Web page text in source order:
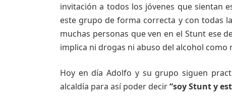
invitación a todos los jóvenes que sientan
este grupo de forma correcta y con todas
muchas personas que ven en el Stunt ese
implica ni drogas ni abuso del alcohol como
Hoy en día Adolfo y su grupo siguen
alcaldía para así poder decir“soy Stunt y